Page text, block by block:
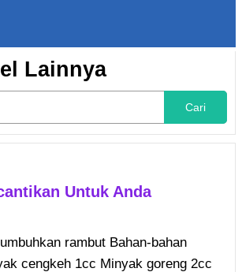
Lainnya
Cari
Untuk Anda
rambut Bahan-bahan
cengkeh 1cc Minyak goreng 2cc